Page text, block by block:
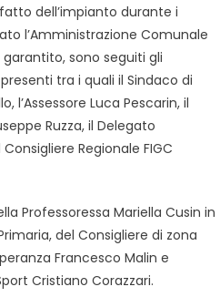
dell’impianto durante i
l’Amministrazione Comunale
sono seguiti gli
tra i quali il Sindaco di
l’Assessore Luca Pescarin, il
Ruzza, il Delegato
Regionale FIGC
Professoressa Mariella Cusin in
del Consigliere di zona
Francesco Malin e
Cristiano Corazzari.